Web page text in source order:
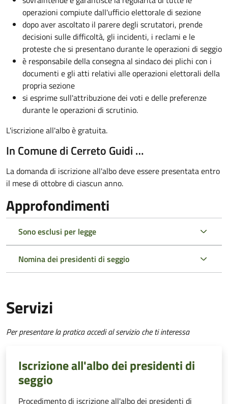
operazioni compiute dall'ufficio elettorale di sezione
dopo aver ascoltato il parere degli scrutatori, prende
decisioni sulle difficoltà, gli incidenti, i reclami e le
proteste che si presentano durante le operazioni di seggio
è responsabile della consegna al sindaco dei plichi con i
documenti e gli atti relativi alle operazioni elettorali della
propria sezione
si esprime sull'attribuzione dei voti e delle preferenze
durante le operazioni di scrutinio.
L'iscrizione all'albo è gratuita.
In Comune di Cerreto Guidi …
La domanda di iscrizione all'albo deve essere presentata entro
il mese di ottobre di ciascun anno.
Approfondimenti
Sono esclusi per legge
Nomina dei presidenti di seggio
Servizi
Per presentare la pratica accedi al servizio che ti interessa
Iscrizione all'albo dei presidenti di
seggio
Procedimento di iscrizione all'albo dei presidenti di